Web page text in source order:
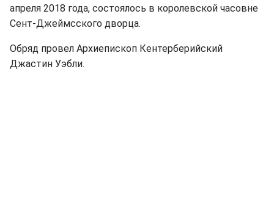
апреля 2018 года, состоялось в королевской часовне
Сент-Джеймсского дворца.
Обряд провел Архиепископ Кентерберийский
Джастин Уэбли.